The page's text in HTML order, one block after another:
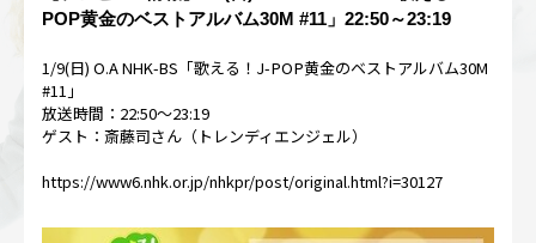
POP黄金のベストアルバム30M #11」22:50～23:19
1/9(日) O.A NHK-BS「歌える！J-POP黄金のベストアルバム30M
#11」
放送時間：22:50～23:19
ゲスト：斎藤司さん（トレンディエンジェル）
https://www6.nhk.or.jp/nhkpr/post/original.html?i=30127